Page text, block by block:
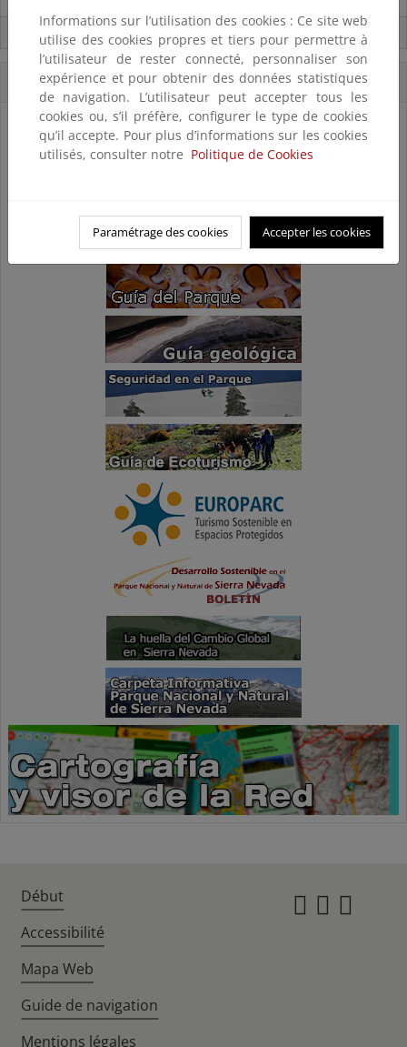
Usos compatibles
Accesos Directos
Informations sur l’utilisation des cookies : Ce site web
utilise des cookies propres et tiers pour permettre à
l’utilisateur de rester connecté, personnaliser son
expérience et pour obtenir des données statistiques
de navigation. L’utilisateur peut accepter tous les
cookies ou, s’il préfère, configurer le type de cookies
qu’il accepte. Pour plus d’informations sur les cookies
utilisés, consulter notre Politique de Cookies
Paramétrage des cookies Accepter les cookies
Début
Accessibilité
Mapa Web
Guide de navigation
Mentions légales